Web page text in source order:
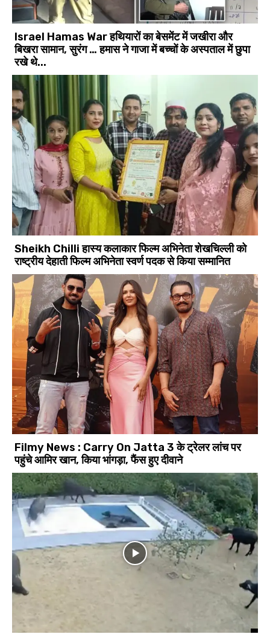
Israel Hamas War हथियारों का बेसमेंट में जखीरा और
बिखरा सामान, सुरंग … हमास ने गाजा में बच्चों के अस्पताल में छुपा
रखे थे...
Sheikh Chilli हास्य कलाकार फिल्म अभिनेता शेखचिल्ली को
राष्ट्रीय देहाती फिल्म अभिनेता स्वर्ण पदक से किया सम्मानित
Filmy News : Carry On Jatta 3 के ट्रेलर लांच पर
पहुंचे आमिर खान, किया भांगड़ा, फैंस हुए दीवाने